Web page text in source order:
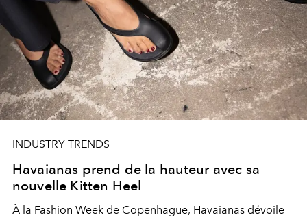
INDUSTRY TRENDS
Havaianas prend de la hauteur avec sa
nouvelle Kitten Heel
À la Fashion Week de Copenhague, Havaianas dévoile